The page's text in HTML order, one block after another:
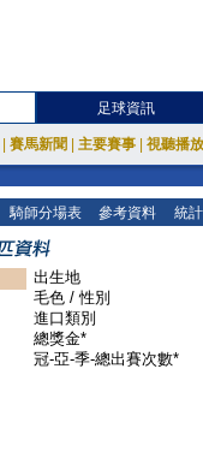
足球資訊
賽馬新聞 主要賽事 視聽播
騎師分場表 參考資料 統
出生地
毛色 / 性別
進口類別
總獎金*
冠-亞-季-總出賽次數*